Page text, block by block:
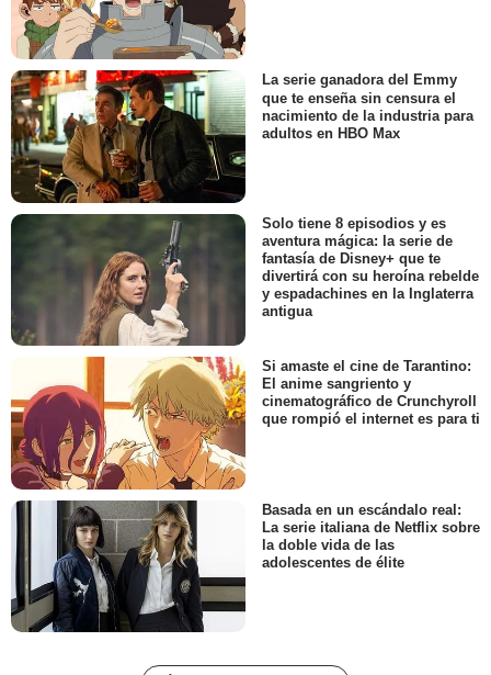
La serie ganadora del Emmy
que te enseña sin censura el
nacimiento de la industria para
adultos en HBO Max
Solo tiene 8 episodios y es
aventura mágica: la serie de
fantasía de Disney+ que te
divertirá con su heroína rebelde
y espadachines en la Inglaterra
antigua
Si amaste el cine de Tarantino:
El anime sangriento y
cinematográfico de Crunchyroll
que rompió el internet es para ti
Basada en un escándalo real:
La serie italiana de Netflix sobre
la doble vida de las
adolescentes de élite